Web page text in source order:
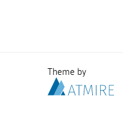
Theme by